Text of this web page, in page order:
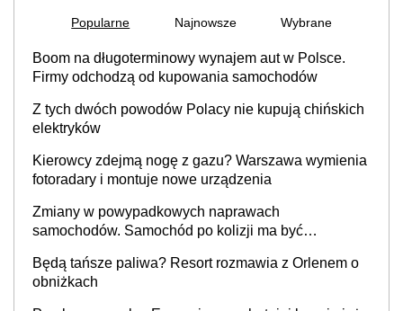
Popularne Najnowsze Wybrane
Boom na długoterminowy wynajem aut w Polsce.
Firmy odchodzą od kupowania samochodów
Z tych dwóch powodów Polacy nie kupują chińskich
elektryków
Kierowcy zdejmą nogę z gazu? Warszawa wymienia
fotoradary i montuje nowe urządzenia
Zmiany w powypadkowych naprawach
samochodów. Samochód po kolizji ma być
producenta
Będą tańsze paliwa? Resort rozmawia z Orlenem o
obniżkach